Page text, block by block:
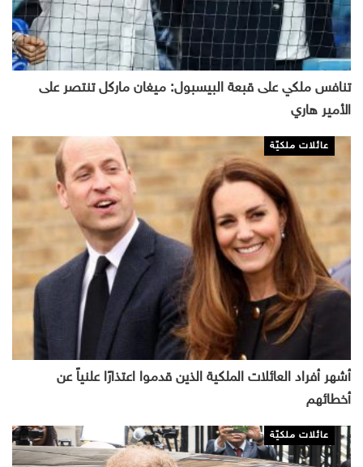
تنافس ملكي على قبعة البيسبول: ميغان ماركل تنتصر على
الأمير هاري
عائلات ملكيّة
أشهر أفراد العائلات الملكية الذين قدموا اعتذارًا علنياً عن
أخطائهم
عائلات ملكيّة